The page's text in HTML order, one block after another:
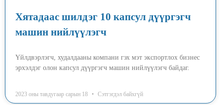
Хятадаас шилдэг 10 капсул дүүргэгч
машин нийлүүлэгч
Үйлдвэрлэгч, худалдааны компани гэх мэт экспортлох бизнес
эрхэлдэг олон капсул дүүргэгч машин нийлүүлэгч байдаг.
2023 оны тавдугаар сарын 18 Сэтгэгдэл байхгүй